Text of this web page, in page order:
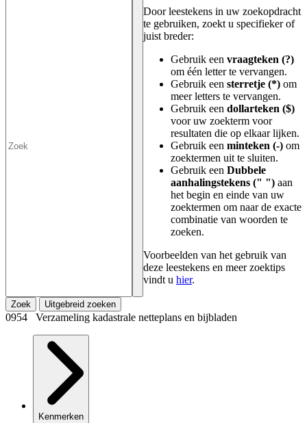
Door leestekens in uw zoekopdracht
te gebruiken, zoekt u specifieker of
juist breder:
Gebruik een vraagteken (?)
om één letter te vervangen.
Gebruik een sterretje (*) om
meer letters te vervangen.
Gebruik een dollarteken ($)
voor uw zoekterm voor
resultaten die op elkaar lijken.
Gebruik een minteken (-) om
zoektermen uit te sluiten.
Gebruik een Dubbele
aanhalingstekens (" ") aan
het begin en einde van uw
zoektermen om naar de exacte
combinatie van woorden te
zoeken.
Voorbeelden van het gebruik van
deze leestekens en meer zoektips
vindt u hier.
Zoek Uitgebreid zoeken
0954 Verzameling kadastrale netteplans en bijbladen
Kenmerken